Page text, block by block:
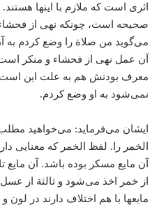
اثری است که ملازم با اینها
صحیحه است، چونکه نهی از
می‌گوید من صلاة‌ را وضع کردم به
آن عمل نهی از فحشاء و منکر
معرف بودنش هم به علت این است
نمی‌شود به او وضع کردم.
ایشان می‌فرماید: می‌خواهید
الخمر را. لفظ الخمر که معنایی
آن مایع مسکر بوده باشد. آن
از خمر اخذ می‌شود و ثالثة از
مایعها با هم اختلاف دارند در لون